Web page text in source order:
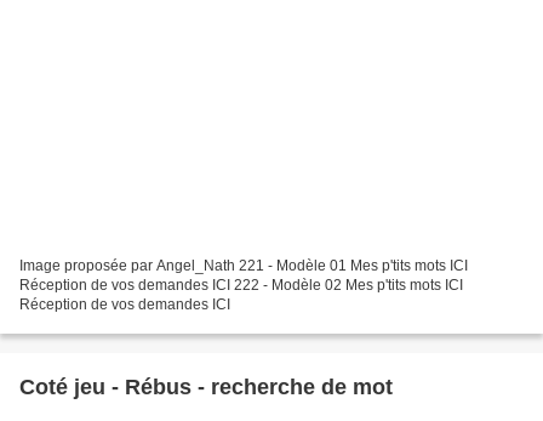
Image proposée par Angel_Nath 221 - Modèle 01 Mes p'tits mots ICI
Réception de vos demandes ICI 222 - Modèle 02 Mes p'tits mots ICI
Réception de vos demandes ICI
Coté jeu - Rébus - recherche de mot